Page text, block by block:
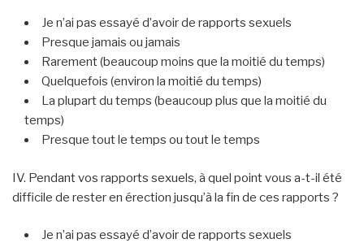
Je n’ai pas essayé d’avoir de rapports sexuels
Presque jamais ou jamais
Rarement (beaucoup moins que la moitié du temps)
Quelquefois (environ la moitié du temps)
La plupart du temps (beaucoup plus que la moitié du
temps)
Presque tout le temps ou tout le temps
IV. Pendant vos rapports sexuels, à quel point vous a-t-il été
difficile de rester en érection jusqu’à la fin de ces rapports ?
Je n’ai pas essayé d’avoir de rapports sexuels